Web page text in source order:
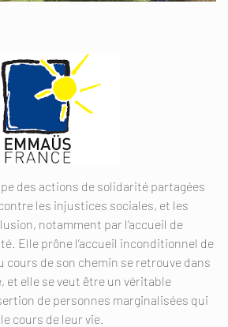
des actions de solidarité partagées
les injustices sociales, et les
notamment par l’accueil de
Elle prône l’accueil inconditionnel de
cours de son chemin se retrouve dans
elle se veut être un véritable
de personnes marginalisées qui
cours de leur vie.